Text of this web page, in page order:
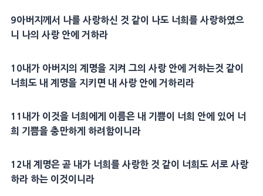
9아버지께서 나를 사랑하신 것 같이 나도 너희를 사랑하였으
니 나의 사랑안에 거하라
10내가 아버지 의 계명을 지켜 그의 사랑안에 거하는것 같이
너희도 내 계명을 지키면 내 사랑안에 거하리라
11 내가 이것을 너희에게 이름은 내 기쁨이 너희 안에 있어 너
희 기쁨을 충만하게 하려함이니라
12내 계명은 곧 내가 너희를 사랑한 것 같이 너희도 서로 사랑
하라 하는 이것이니라